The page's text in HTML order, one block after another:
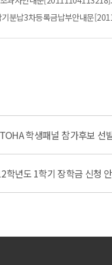
분납3차등록금납부안내문
학생패널 참가후보 선
학년도 1학기 장학금 신청